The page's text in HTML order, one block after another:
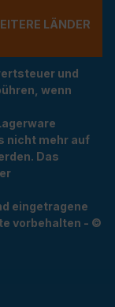
LÄNDER NU
und
wenn
nicht mehr auf
Das
eingetragene
vorbehalten - ©